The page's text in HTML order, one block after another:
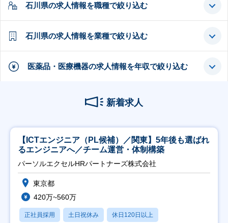
石川県の求人情報を職種で絞り込む
石川県の求人情報を業種で絞り込む
医薬品・医療機器の求人情報を年収で絞り込む
新着求人
【ICTエンジニア（PL候補）／関東】5年後も選ばれ
るエンジニアへ／チーム運営・体制構築
パーソルエクセルHRパートナーズ株式会社
東京都
420万~560万
正社員採用 土日祝休み 休日120日以上